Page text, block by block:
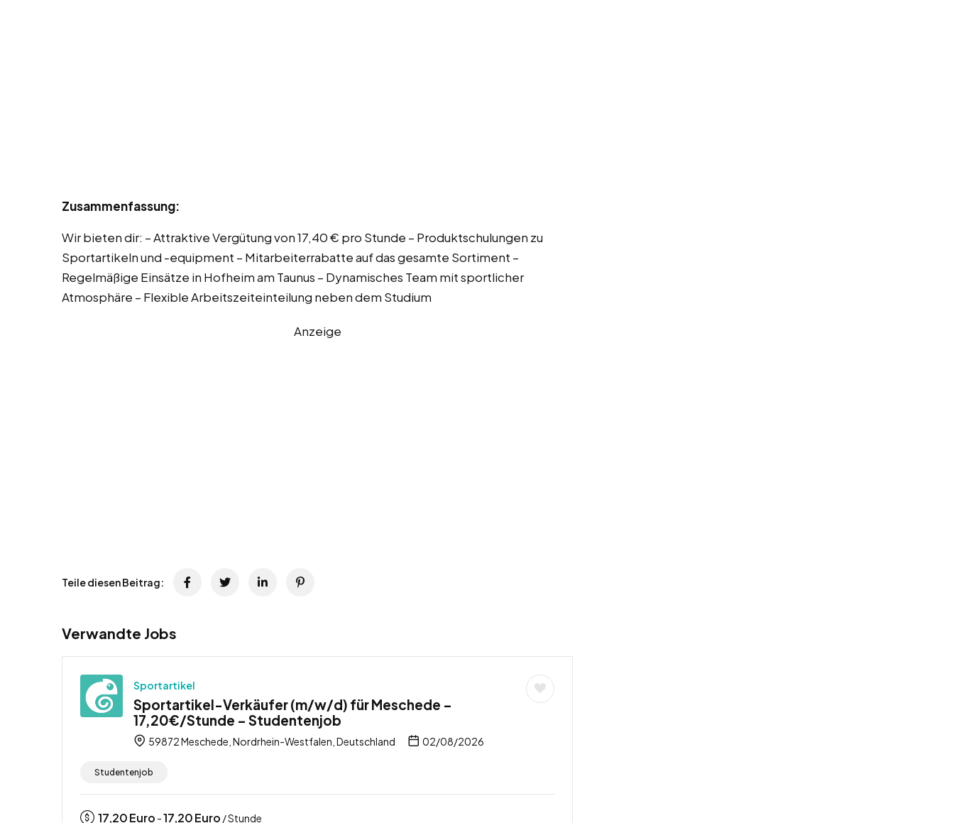
Zusammenfassung:
Wir bieten dir: – Attraktive Vergütung von 17,40 € pro Stunde – Produktschulungen zu
Sportartikeln und -equipment – Mitarbeiterrabatte auf das gesamte Sortiment –
Regelmäßige Einsätze in Hofheim am Taunus – Dynamisches Team mit sportlicher
Atmosphäre – Flexible Arbeitszeiteinteilung neben dem Studium
Anzeige
Teile diesen Beitrag:
Verwandte Jobs
Sportartikel
Sportartikel-Verkäufer (m/w/d) für Meschede –
17,20€/Stunde – Studentenjob
59872 Meschede, Nordrhein-Westfalen, Deutschland 02/08/2026
Studentenjob
17,20Euro -17,20Euro / Stunde